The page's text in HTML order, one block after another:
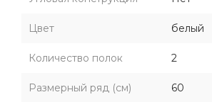
Цвет белый
Количество полок 2
Размерный ряд (см) 60